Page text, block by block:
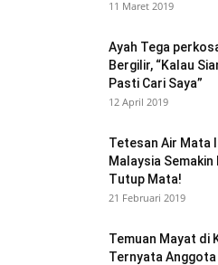
11 Maret 2019
Ayah Tega
Bergilir, “Kalau
Pasti Cari Saya”
12 April 2019
Tetesan Air Mata
Malaysia
Tutup Mata!
21 Februari 2019
Temuan Mayat di
Ternyata Anggota